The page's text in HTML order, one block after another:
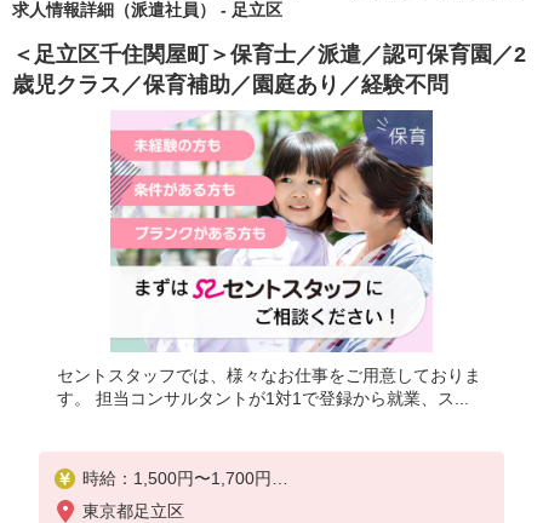
求人情報詳細（派遣社員） - 足立区
＜足立区千住関屋町＞保育士／派遣／認可保育園／2
歳児クラス／保育補助／園庭あり／経験不問
セントスタッフでは、様々なお仕事をご用意しておりま
す。 担当コンサルタントが1対1で登録から就業、ス...
時給：1,500円〜1,700円
＜交通費全額別途支給＞
東京都足立区